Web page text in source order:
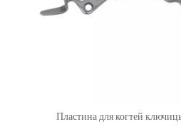
Пластина для когтей